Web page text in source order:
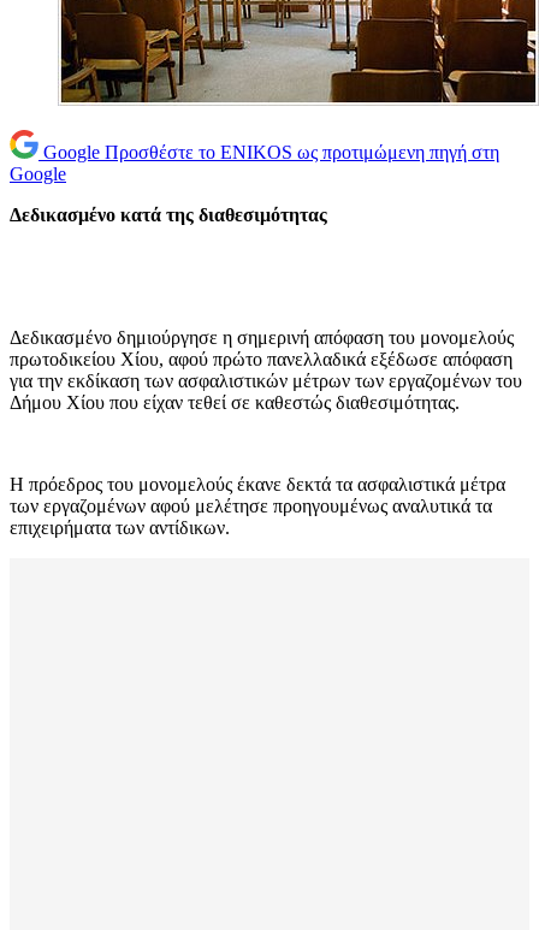
Google Προσθέστε το ENIKOS ως προτιμώμενη πηγή στη
Google
Δεδικασμένο κατά της διαθεσιμότητας
Δεδικασμένο δημιούργησε η σημερινή απόφαση του μονομελούς
πρωτοδικείου Χίου, αφού πρώτο πανελλαδικά εξέδωσε απόφαση
για την εκδίκαση των ασφαλιστικών μέτρων των εργαζομένων του
Δήμου Χίου που είχαν τεθεί σε καθεστώς διαθεσιμότητας.
Η πρόεδρος του μονομελούς έκανε δεκτά τα ασφαλιστικά μέτρα
των εργαζομένων αφού μελέτησε προηγουμένως αναλυτικά τα
επιχειρήματα των αντίδικων.